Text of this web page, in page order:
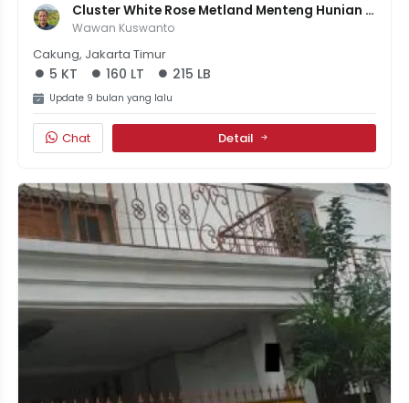
Cluster White Rose Metland Menteng Hunian
Elegan Di Jakarta
Wawan Kuswanto
Cakung, Jakarta Timur
5 KT 160 LT 215 LB
Update 9 bulan yang lalu
Chat Detail